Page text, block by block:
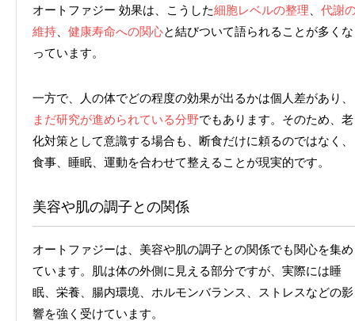
オートファジー 効果は、こうした細胞レベルの整理
代謝
維持
健康寿命への関心と結びついて語られることが多くな
っています。
一方で、人の体でどの程度の効果が出るかは個人差があり、
まだ研究が進められている分野でもあります。そのため、老
化対策として意識する場合も、断食だけに頼るのではなく、
食事、睡眠、運動を合わせて整えることが現実的です。
美容や肌の調子との関係
オートファジーは、美容や肌の調子との関係でも関心を集め
ています。肌は体の外側に見える部分ですが、実際には睡
眠、栄養、腸内環境、ホルモンバランス、ストレスなどの影
響を強く受けています。